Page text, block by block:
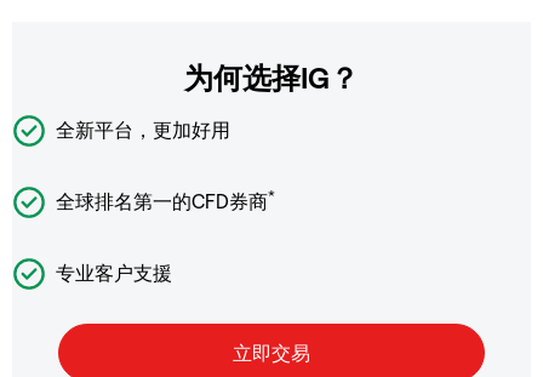
为何选择IG？
全新平台，更加好用
全球排名第一的CFD券商*
专业客户支援